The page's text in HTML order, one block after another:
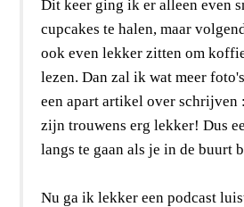
Dit keer ging ik er alleen even
cupcakes te halen, maar
ook even lekker zitten om
lezen. Dan zal ik wat meer
een apart artikel over schrijven
zijn trouwens erg lekker! Dus
langs te gaan als je in de buurt
Nu ga ik lekker een podcast